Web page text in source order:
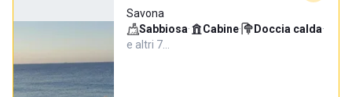
Savona
Sabbiosa· Cabine· Doccia calda·
e altri 7…